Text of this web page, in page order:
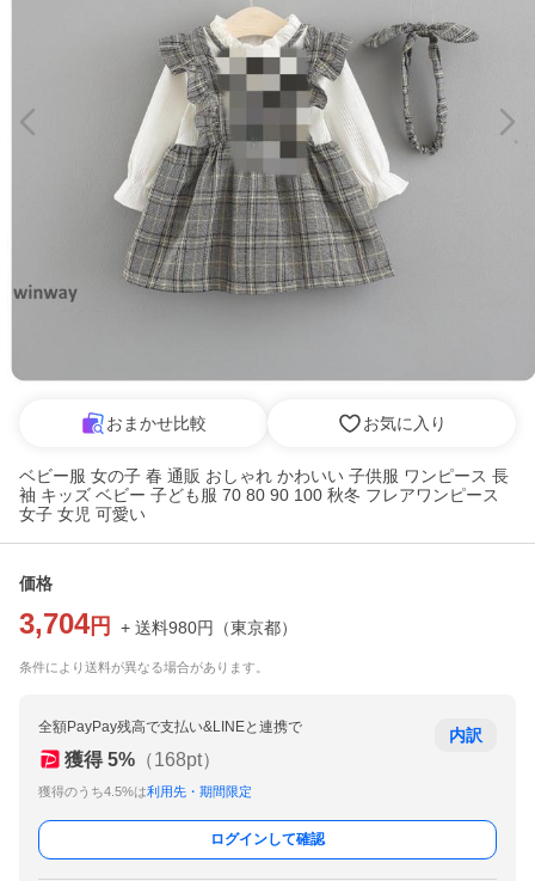
おまかせ比較 お気に入り
ベビー服 女の子 春 通販 おしゃれ かわいい 子供服 ワンピース 長
袖 キッズ ベビー 子ども服 70 80 90 100 秋冬 フレアワンピース
女子 女児 可愛い
価格
3,704円 + 送料980円 （東京都）
条件により送料が異なる場合があります。
全額PayPay残高で支払い&LINEと連携で
獲得 5% （168pt）
獲得のうち4.5%は利用先・期間限定
内訳
ログインして確認